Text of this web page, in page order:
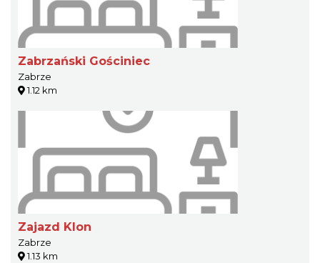
Zabrzański Gościniec
Zabrze
1.12 km
Zajazd Klon
Zabrze
1.13 km